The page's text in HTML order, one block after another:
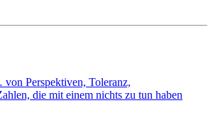
Perspektiven, Toleranz,
die mit einem nichts zu tun haben